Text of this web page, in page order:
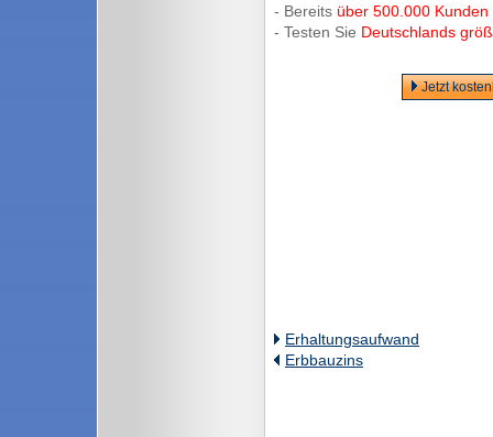
- Bereits über 500.000 Kunden
- Testen Sie Deutschlands
Jetzt
Erhaltungsaufwand
Erbbauzins